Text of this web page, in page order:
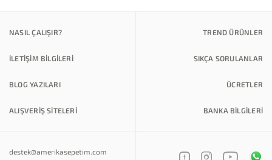
dikkat çekmektedir. Bu ürünler, kullanıcıların güzellik
rutinlerini zenginleştirirken, aynı zamanda cilt
yüksek kaliteli malzemeler kullanarak üretim
göre özel olarak formüle edilmiştir.
NASIL ÇALIŞIR? TREND ÜRÜNLER
İLETİŞİM BİLGİLERİ SIKÇA SORULANLAR
BLOG YAZILARI ÜCRETLER
ALIŞVERİŞ SİTELERİ BANKA BILGILERI
destek@amerikasepetim.com